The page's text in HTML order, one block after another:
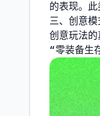
的表现。
三、创意模
创意玩法
“零装备生